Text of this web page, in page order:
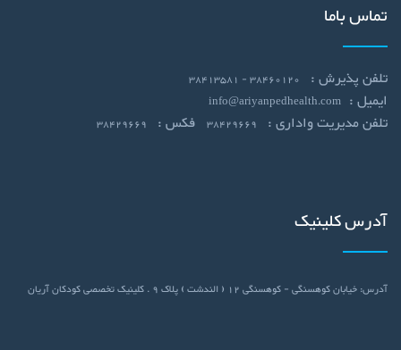
تماس باما
تلفن پذیرش :
ایمیل : info@ariyanpedhealth.com
تلفن مدیریت واداری : فکس :
آدرس کلینیک
آدرس: خیابان کوهسنگی - کوهسنگی 12 ( الندشت ) پلاک 9 . کلینیک تخصصی کودکان آریان